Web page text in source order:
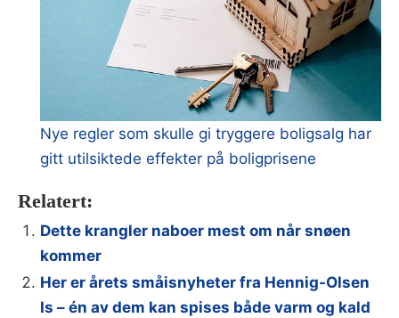
Nye regler som skulle gi tryggere boligsalg har
gitt utilsiktede effekter på boligprisene
Relatert:
Dette krangler naboer mest om når snøen
kommer
Her er årets småisnyheter fra Hennig-Olsen
Is – én av dem kan spises både varm og kald